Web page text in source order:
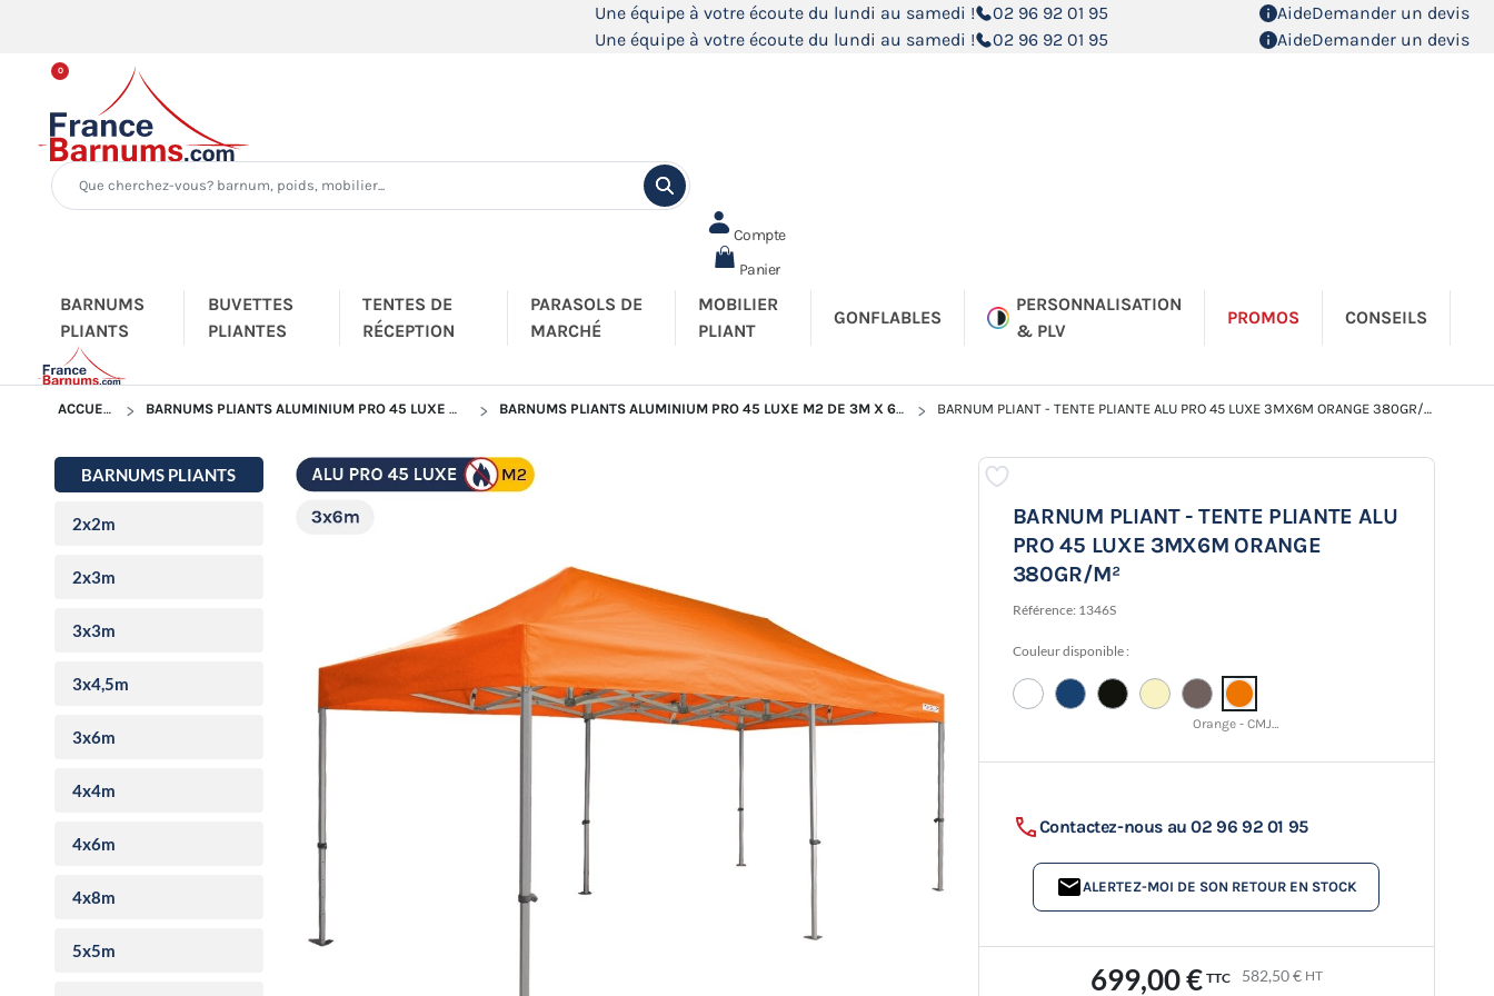
Une équipe à votre écoute du lundi au samedi ! 02 96 92 01 95 AideDemander un devis
Une équipe à votre écoute du lundi au samedi !
02 96 92 01 95 AideDemander un devis
Compte
0
Panier
BARNUMS
PLIANTS
BUVETTES
PLIANTES
TENTES DE
RÉCEPTION
PARASOLS DE
MARCHÉ
MOBILIER
PLIANT
GONFLABLES
PERSONNALISATION
& PLV
PROMOS CONSEILS
ACCUEIL BARNUMS PLIANTS ALUMINIUM PRO 45 LUXE M2 BARNUMS PLIANTS ALUMINIUM PRO 45 LUXE M2 DE 3M X 6M BARNUM PLIANT - TENTE PLIANTE ALU PRO 45 LUXE 3MX6M ORANGE 380GR/M²
BARNUMS PLIANTS
2x2m
2x3m
3x3m
3x4,5m
3x6m
4x4m
4x6m
4x8m
5x5m
BARNUM PLIANT - TENTE PLIANTE ALU
PRO 45 LUXE 3MX6M ORANGE
380GR/M²
Référence: 1346S
Couleur disponible :
Contactez-nous au 02 96 92 01 95
ALERTEZ-MOI DE SON RETOUR EN STOCK
699,00 € TTC 582,50 € HT